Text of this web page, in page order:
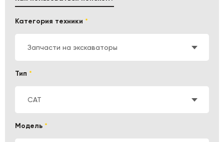
Категория техники *
Запчасти на экскаваторы
Тип *
CAT
Модель *